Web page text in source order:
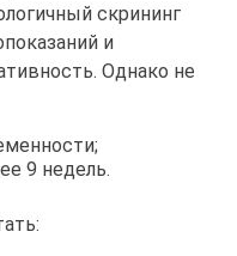
скрининг
и
Однако не
9 недель.